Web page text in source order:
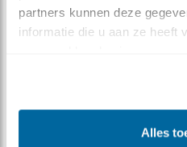
partners kunnen deze
informatie die u aan ze heeft
Alles
De Finale
Even na half zeven
bleek) voor de laatste maal